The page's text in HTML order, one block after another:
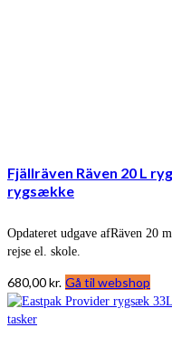
Fjällräven Räven 20 L
rygsække
Opdateret udgave afRäven 20
rejse el. skole.
680,00kr. Gå til webshop